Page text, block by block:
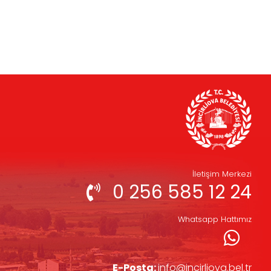
İletişim Merkezi
0 256 585 12 24
Whatsapp Hattımız
E-Posta:info@incirliova.bel.tr